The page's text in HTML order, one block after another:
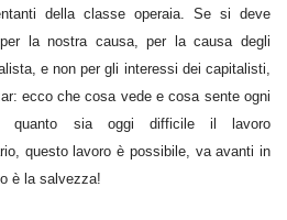
della classe operaia. Se si deve
la nostra causa, per la causa degli
e non per gli interessi dei capitalisti,
ecco che cosa vede e cosa sente ogni
quanto sia oggi difficile il lavoro
questo lavoro è possibile, va avanti in
è la salvezza!